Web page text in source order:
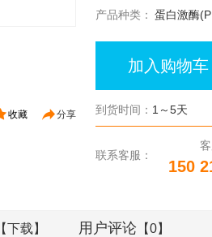
分享
收藏
产品种类： 蛋白激酶
加入购物车
到货时间： 1～5天
联系客服：
150
【下载】 用户评论 【0】